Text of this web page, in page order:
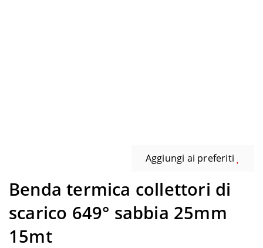
Aggiungi ai preferiti
Benda termica collettori di
scarico 649° sabbia 25mm
15mt